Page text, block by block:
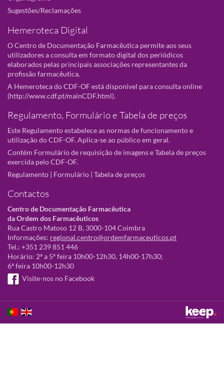
Sugestões/Reclamações
Hemeroteca Digital
O Centro de Documentação Farmacêutica permite aos seus
utilizadores a consulta em formato digital dos periódicos
elaborados pelas principais associações representantes da
profissão farmacêutica.
A Hemeroteca do CDF-OF está disponivel para consulta online
(http://www.cdf.pt/mainCDF.html).
Regulamento, Formulário e Tabela de preços
Este Regulamento estabelece as normas de funcionamento e
utilização do CDF-OF. Aplica-se ao público em geral.
Contém Formulário de requisição de imagens e Tabela de preços
exercida pelo CDF-OF.
Regulamento | Formulário | Tabela de preços
Contactos
Centro de Documentação Farmacêutica
da Ordem dos Farmacêuticos
Rua Castro Matoso 12 B, 3000-104 Coimbra
Informações: regional.centro@ordemfarmaceuticos.pt
Tel.: +351 239 851 446
Horário: 2ª a 5ª feira 10h00-12h30, 14h00-17h30;
6ª feira 10h00-12h30
Visite-nos no Facebook